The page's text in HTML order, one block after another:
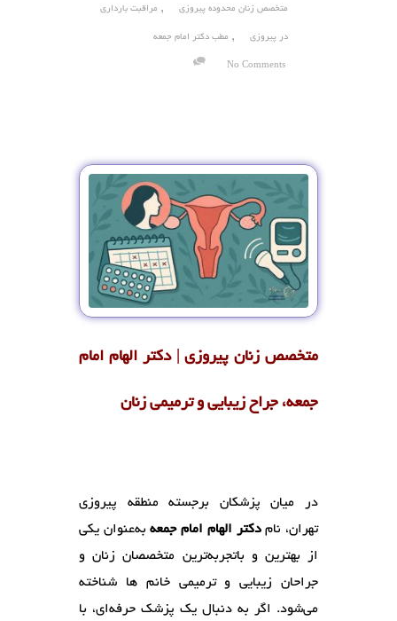
متخصص زنان محدوده پیروزی , مراقبت بارداری
در پیروزی , مطب دکتر امام جمعه
No Comments
متخصص زنان پیروزی | دکتر الهام امام
جمعه، جراح زیبایی و ترمیمی زنان
در میان پزشکان برجسته منطقه پیروزی
تهران، نامدکتر الهام امام جمعهبه‌عنوان یکی
از بهترین و باتجربه‌ترین متخصصان زنان و
جراحان زیبایی و ترمیمی خانم ها شناخته
می‌شود. اگر به دنبال یک پزشک حرفه‌ای، با